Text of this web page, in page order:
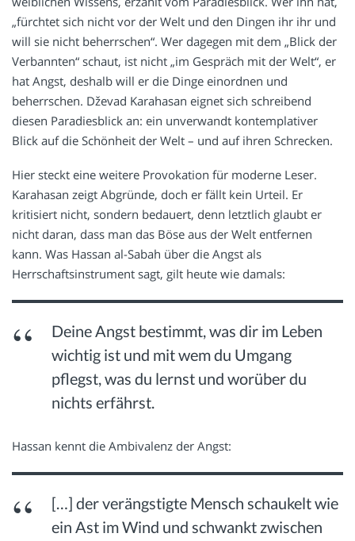
„fürchtet sich nicht vor der Welt und den Dingen ihr ihr und
will sie nicht beherrschen“. Wer dagegen mit dem „Blick der
Verbannten“ schaut, ist nicht „im Gespräch mit der Welt“, er
hat Angst, deshalb will er die Dinge einordnen und
beherrschen. Dževad Karahasan eignet sich schreibend
diesen Paradiesblick an: ein unverwandt kontemplativer
Blick auf die Schönheit der Welt – und auf ihren Schrecken.
Hier steckt eine weitere Provokation für moderne Leser.
Karahasan zeigt Abgründe, doch er fällt kein Urteil. Er
kritisiert nicht, sondern bedauert, denn letztlich glaubt er
nicht daran, dass man das Böse aus der Welt entfernen
kann. Was Hassan al-Sabah über die Angst als
Herrschaftsinstrument sagt, gilt heute wie damals:
Deine Angst bestimmt, was dir im Leben
wichtig ist und mit wem du Umgang
pflegst, was du lernst und worüber du
nichts erfährst.
Hassan kennt die Ambivalenz der Angst:
[…] der verängstigte Mensch schaukelt wie
ein Ast im Wind und schwankt zwischen